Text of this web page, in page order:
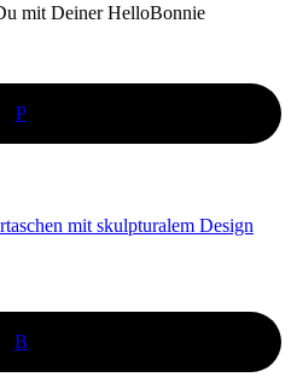
mit Deiner HelloBonnie
P
mit skulpturalem Design
B